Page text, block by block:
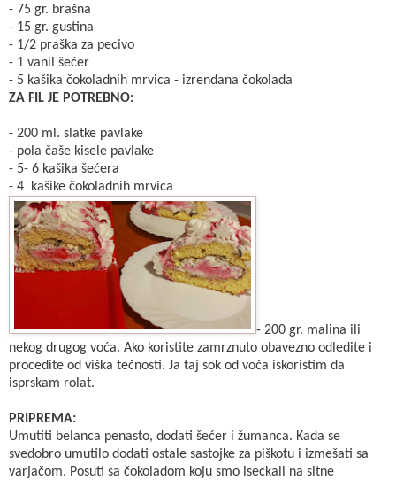
- 75 gr. brašna
- 15 gr. gustina
- 1/2 praška za pecivo
- 1 vanil šećer
- 5 kašika čokoladnih mrvica - izrendana čokolada
ZA FIL JE POTREBNO:
- 200 ml. slatke pavlake
- pola čaše kisele pavlake
- 5- 6 kašika šećera
- 4 kašike čokoladnih mrvica
- 200 gr. malina ili
nekog drugog voća. Ako koristite zamrznuto obavezno odledite i
procedite od viška tečnosti. Ja taj sok od voča iskoristim da
isprskam rolat.
PRIPREMA:
Umutiti belanca penasto, dodati šećer i žumanca. Kada se
svedobro umutilo dodati ostale sastojke za piškotu i izmešati sa
varjačom. Posuti sa čokoladom koju smo iseckali na sitne